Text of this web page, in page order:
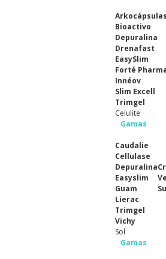
Arkocápsulas
Bioactivo
Depuralina
Drenafast
EasySlim
Forté
Innéov
Slim Excell
Trimgel
Celulite
Gamas
Caudalie
Cellulase
Depuralina
Easyslim
Guam
Lierac
Trimgel
Vichy
Sol
Gamas